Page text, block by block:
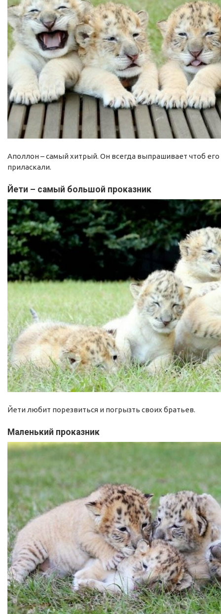
Аполлон – самый хитрый. Он всегда выпрашивает чтоб
приласкали.
Йети – самый большой проказник
Йети любит порезвиться и погрызть своих братьев.
Маленький проказник